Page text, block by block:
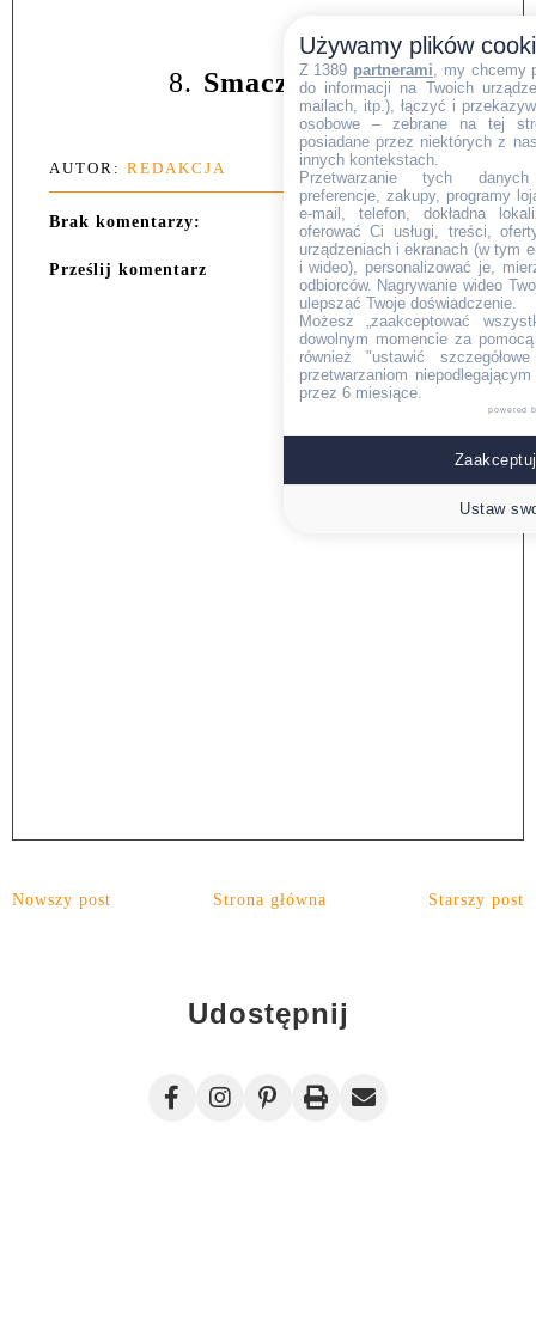
8. Smacznego.
AUTOR: REDAKCJA
Brak komentarzy:
Prześlij komentarz
Nowszy post Starszy post
Strona główna
Udostępnij
Używamy plików
Z 1389 partnerami , my chcemy
do informacji na Twoich
mailach, itp.), łączyć i
osobowe – zebrane na tej
posiadane przez niektórych z
innych kontekstach.
Przetwarzanie tych danych
preferencje, zakupy, programy
e-mail, telefon, dokładna
oferować Ci usługi, treści,
urządzeniach i ekranach (w tym
i wideo), personalizować je,
odbiorców. Nagrywanie wideo
ulepszać Twoje doświadczenie.
Możesz „zaakceptować
dowolnym momencie za
również "ustawić
przetwarzaniom
przez 6 miesiące.
powered
Ustaw